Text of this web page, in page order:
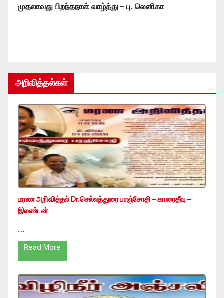
முதலாவது பிறந்தநாள் வாழ்த்து – பு. லெனிகா
அறிவித்தல்கள்
மரண அறிவித்தல் Dr.செல்லத்துரை பரஞ்சோதி – காரைதீவு –
இலண்டன்
…
Read More